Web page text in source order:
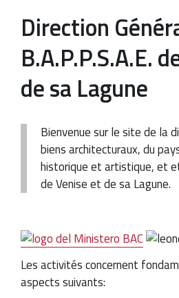
Direction
B.A.P.P.S.A.E.
de sa Lagune
Bienvenue sur le site de la
biens architecturaux, du
historique et artistique, et
de Venise et de sa Lagune.
Les activités concernent
aspects suivants: